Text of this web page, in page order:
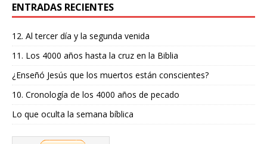
ENTRADAS RECIENTES
12. Al tercer día y la segunda venida
11. Los 4000 años hasta la cruz en la Biblia
¿Enseñó Jesús que los muertos están conscientes?
10. Cronología de los 4000 años de pecado
Lo que oculta la semana bíblica